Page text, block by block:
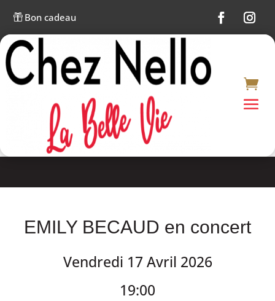
Bon cadeau
EMILY BECAUD en concert
Vendredi 17 Avril 2026
19:00